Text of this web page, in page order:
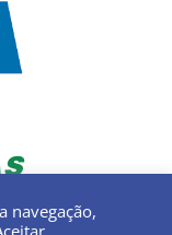
navegação,